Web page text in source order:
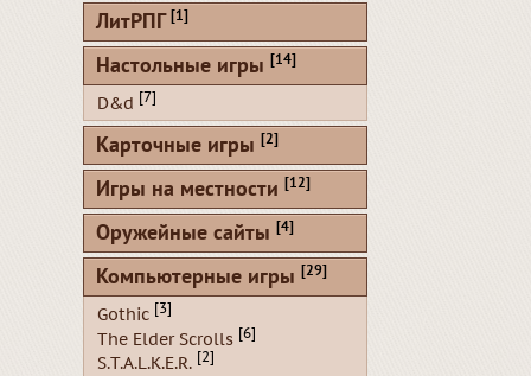
ЛитРПГ [1]
Настольные игры [14]
D&d [7]
Карточные игры [2]
Игры на местности [12]
Оружейные сайты [4]
Компьютерные игры [29]
Gothic [3]
The Elder Scrolls [6]
S.T.A.L.K.E.R. [2]